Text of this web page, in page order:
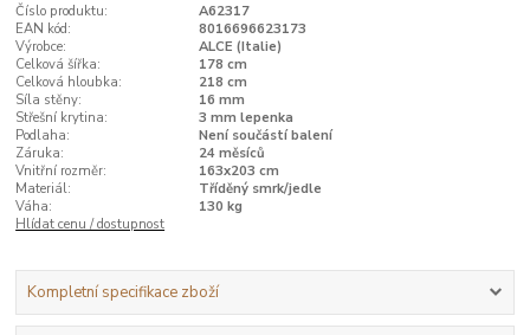
Číslo produktu:
A62317
EAN kód:
8016696623173
Výrobce:
ALCE (Italie)
Celková šířka:
178 cm
Celková hloubka:
218 cm
Síla stěny:
16 mm
Střešní krytina:
3 mm lepenka
Podlaha:
Není součástí balení
Záruka:
24 měsíců
Vnitřní rozměr:
163x203 cm
Materiál:
Tříděný smrk/jedle
Váha:
130 kg
Hlídat cenu / dostupnost
Kompletní specifikace zboží